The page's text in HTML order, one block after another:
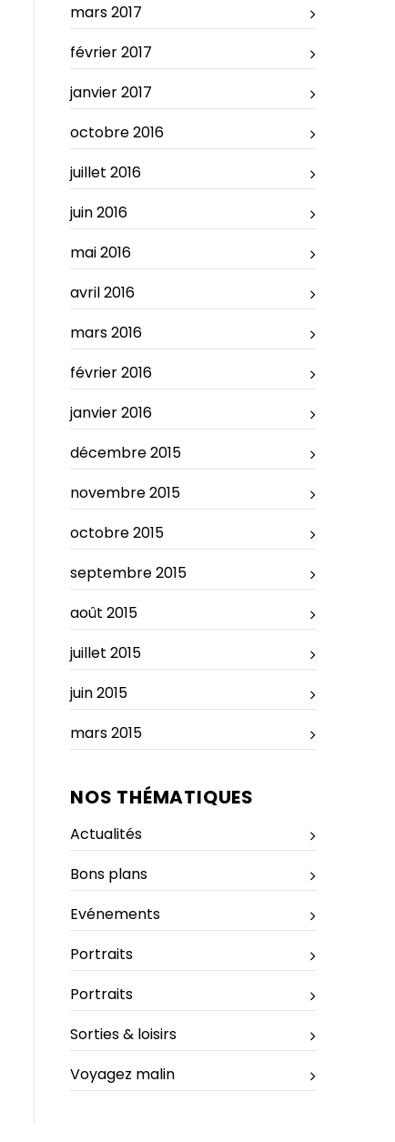
mars 2017
février 2017
janvier 2017
octobre 2016
juillet 2016
juin 2016
mai 2016
avril 2016
mars 2016
février 2016
janvier 2016
décembre 2015
novembre 2015
octobre 2015
septembre 2015
août 2015
juillet 2015
juin 2015
mars 2015
NOS THÉMATIQUES
Actualités
Bons plans
Evénements
Portraits
Portraits
Sorties & loisirs
Voyagez malin